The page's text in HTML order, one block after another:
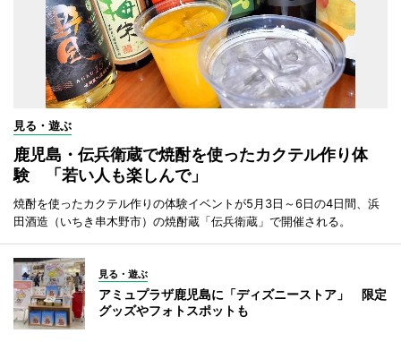
見る・遊ぶ
鹿児島・伝兵衛蔵で焼酎を使ったカクテル作り体
験 「若い人も楽しんで」
焼酎を使ったカクテル作りの体験イベントが5月3日～6日の4日間、浜
田酒造（いちき串木野市）の焼酎蔵「伝兵衛蔵」で開催される。
見る・遊ぶ
アミュプラザ鹿児島に「ディズニーストア」 限定
グッズやフォトスポットも